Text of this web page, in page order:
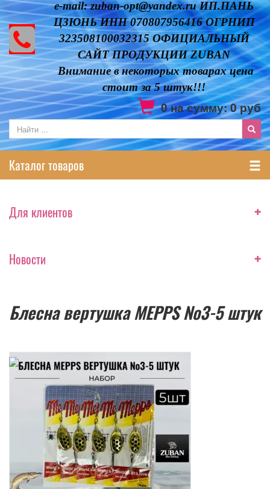
e-mail: zuban-opt@yandex.ru ИП.ПАНЬ
ЦЗЮНЬ ИНН 070807956416 ОГРНИП
323508100032315 ОФИЦИАЛЬНЫЙ
САЙТ ПРОДУКЦИИ ZUBAN
Внимание в некоторых товарах цена
стоит за 5 штук!!!
0на сумму:0руб
Каталог товаров
Для клиентов +
Новости +
Блесна вертушка MEPPS №3-5 штук